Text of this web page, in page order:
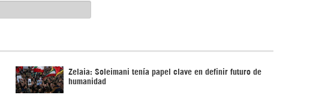
Zelaia: Soleimani tenía papel clave en definir futuro de
humanidad